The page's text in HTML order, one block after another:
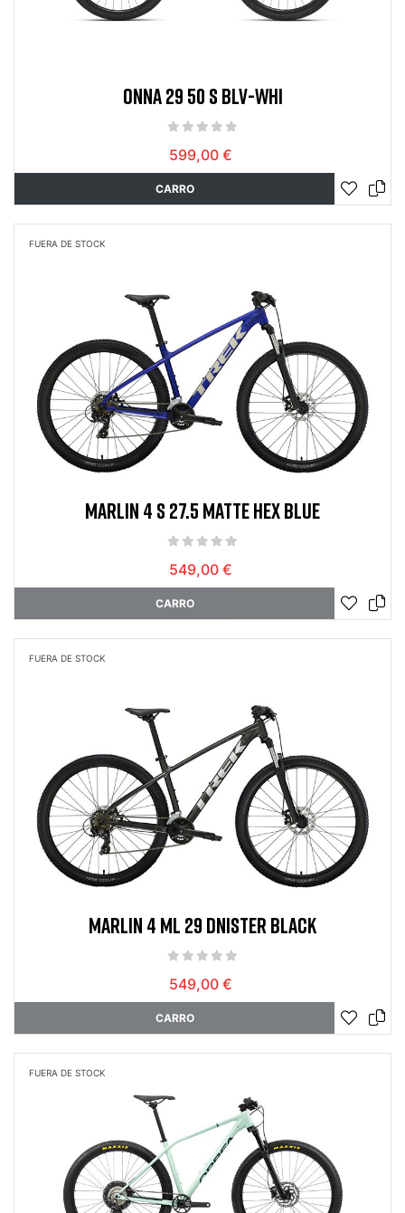
ONNA 29 50 S BLV-WHI
599,00 €
CARRO
FUERA DE STOCK
MARLIN 4 S 27.5 MATTE HEX BLUE
549,00 €
CARRO
FUERA DE STOCK
MARLIN 4 ML 29 DNISTER BLACK
549,00 €
CARRO
FUERA DE STOCK